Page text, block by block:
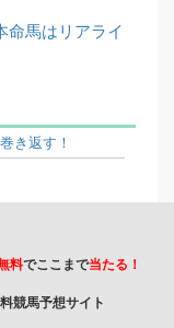
命馬はリアライ
き返す！
料でここまで当たる！
競馬予想サイト